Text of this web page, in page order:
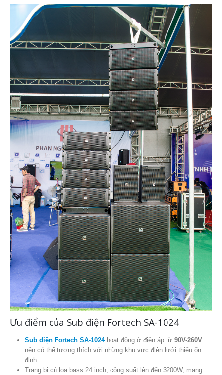
Ưu điểm của Sub điện Fortech SA-1024
Sub điện Fortech SA-1024hoạt động ở điện áp từ 90V-260V
nên có thể tương thích với những khu vực điện lưới thiếu ổn
định.
Trang bị củ loa bass 24 inch, công suất lên đến 3200W, mang